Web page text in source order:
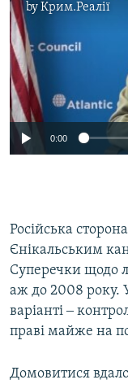
byКрим.Реалії
No
0:00
Російська
Єнікальським
Суперечки щодо
аж до 2008 року.
варіанті ‒
праві майже на
Домовитися